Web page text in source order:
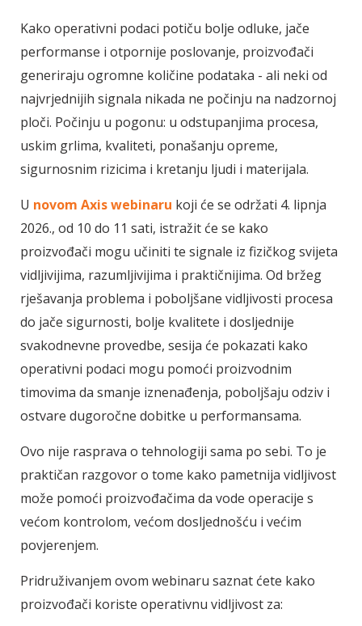
Kako operativni podaci potiču bolje odluke, jače
performanse i otpornije poslovanje, proizvođači
generiraju ogromne količine podataka - ali neki od
najvrjednijih signala nikada ne počinju na nadzornoj
ploči. Počinju u pogonu: u odstupanjima procesa,
uskim grlima, kvaliteti, ponašanju opreme,
sigurnosnim rizicima i kretanju ljudi i materijala.
U novom Axis webinaru koji će se održati 4. lipnja
2026., od 10 do 11 sati, istražit će se kako
proizvođači mogu učiniti te signale iz fizičkog svijeta
vidljivijima, razumljivijima i praktičnijima. Od bržeg
rješavanja problema i poboljšane vidljivosti procesa
do jače sigurnosti, bolje kvalitete i dosljednije
svakodnevne provedbe, sesija će pokazati kako
operativni podaci mogu pomoći proizvodnim
timovima da smanje iznenađenja, poboljšaju odziv i
ostvare dugoročne dobitke u performansama.
Ovo nije rasprava o tehnologiji sama po sebi. To je
praktičan razgovor o tome kako pametnija vidljivost
može pomoći proizvođačima da vode operacije s
većom kontrolom, većom dosljednošću i većim
povjerenjem.
Pridruživanjem ovom webinaru saznat ćete kako
proizvođači koriste operativnu vidljivost za: